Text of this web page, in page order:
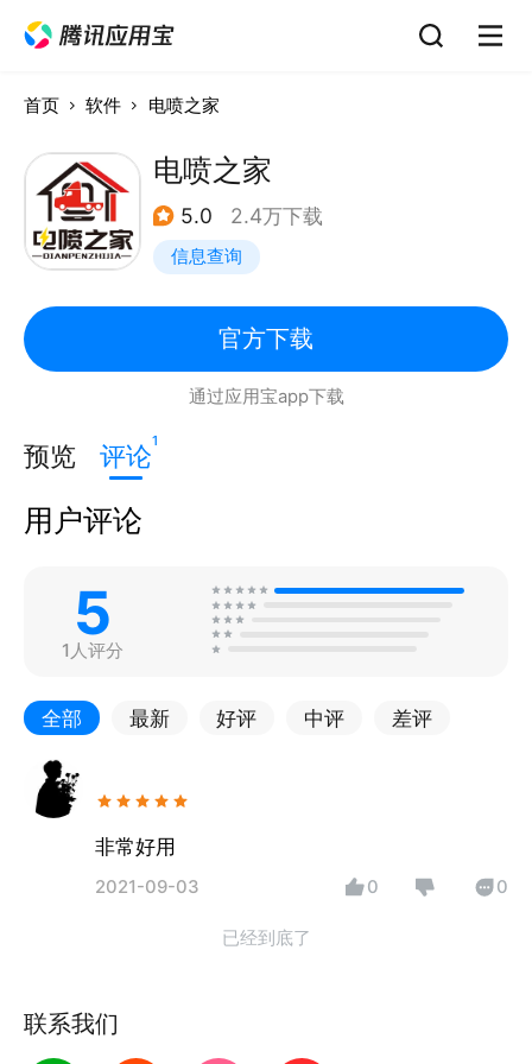
首页 软件 电喷之家
电喷之家
5.0 2.4万下载
信息查询
官方下载
通过应用宝app下载
预览 评论1
用户评论
5
1人评分
全部 最新 好评 中评 差评
非常好用
2021-09-03 0 0
已经到底了
联系我们